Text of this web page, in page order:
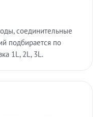
соединительные
подбирается по
1L, 2L, 3L.